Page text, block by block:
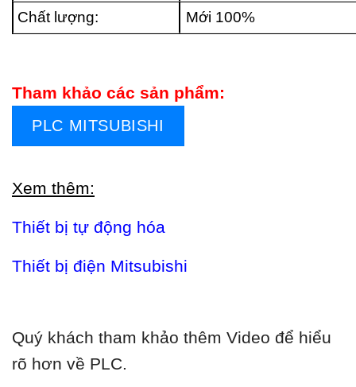
Chất lượng:
Mới 100%
Tham khảo các sản phẩm:
PLC MITSUBISHI
Xem thêm:
Thiết bị tự động hóa
Thiết bị điện Mitsubishi
Quý khách tham khảo thêm Video để hiểu
rõ hơn về PLC.